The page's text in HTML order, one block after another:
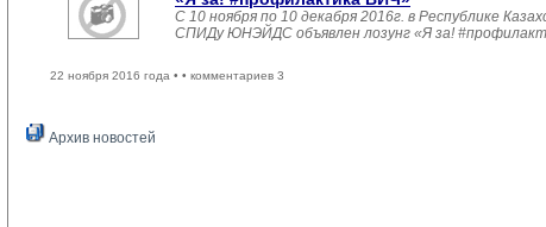
С 10 ноября по 10 декабря 2016г. в Республике
СПИДу ЮНЭЙДС объявлен лозунг «Я за!
22 ноября 2016 года • • комментариев 3
Архив новостей